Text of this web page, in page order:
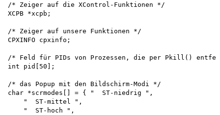
/* Zeiger auf die XControl-Funktionen */
XCPB *xcpb;
/* Zeiger auf unsere Funktionen */
CPXINFO cpxinfo;
/* Feld für PIDs von Prozessen, die per Pkill()
int pid[50];
/* das Popup mit den Bildschirm-Modi */
char *scrmodes[] = { "  ST-niedrig ",
    "  ST-mittel ",
    "  ST-hoch ",